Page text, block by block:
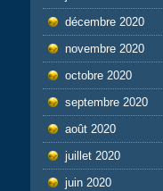
décembre 2020
novembre 2020
octobre 2020
septembre 2020
août 2020
juillet 2020
juin 2020